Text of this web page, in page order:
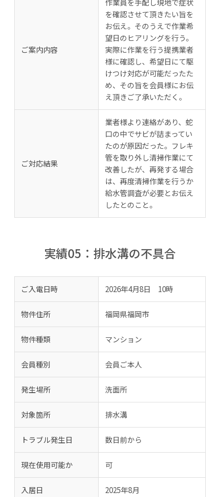
ご案内内容
作業員を手配し現地で症状
を確認させて頂きたい旨を
お伝え。そのうえで作業希
望日のヒアリングを行う。
実際に作業を行う提携業者
様に確認し、希望日にて駆
けつけ対応が可能だったた
め、その旨を会員様にお伝
え頂きご了承いただく。
ご対応結果
業者様より連絡があり、蛇
口の中でサビが詰まってい
たのが原因だった。フレキ
管を取り外し清掃作業にて
改善したが、再発する場合
は、再度清掃作業を行うか
給水管調査が必要とお伝え
したとのこと。
実績05：排水溝の不具合
ご入電日時 2026年4月8日 10時
物件住所 福岡県福岡市
物件種類 マンション
会員種別 会員ご本人
発生場所 洗面所
対象箇所 排水溝
トラブル発生日 数日前から
現在使用可能か 可
入居日 2025年8月